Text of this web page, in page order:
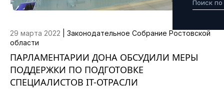
29 марта 2022
Законодательное Собрание Ростовской
области
ПАРЛАМЕНТАРИИ ДОНА ОБСУДИЛИ МЕРЫ
ПОДДЕРЖКИ ПО ПОДГОТОВКЕ
СПЕЦИАЛИСТОВ IT-ОТРАСЛИ